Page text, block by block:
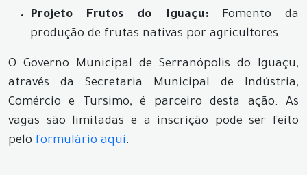
Projeto Frutos do Iguaçu:Fomento da
produção de frutas nativas por agricultores.
O Governo Municipal de Serranópolis do Iguaçu,
através da Secretaria Municipal de Indústria,
Comércio e Tursimo, é parceiro desta ação. As
vagas são limitadas e a inscrição pode ser feito
pelo formulário aqui.